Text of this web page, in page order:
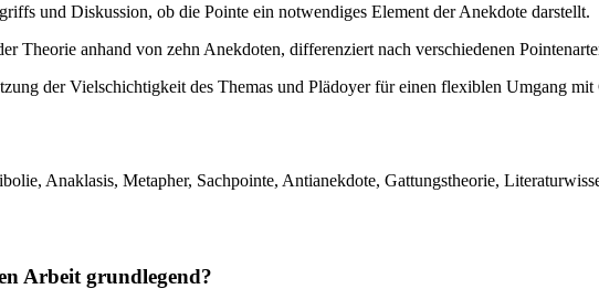
und Diskussion, ob die Pointe ein notwendiges Element der Anekdote darstellt.
Theorie anhand von zehn Anekdoten, differenziert nach verschiedenen
der Vielschichtigkeit des Themas und Plädoyer für einen flexiblen Umgang mit
Anaklasis, Metapher, Sachpointe, Antianekdote, Gattungstheorie,
Arbeit grundlegend?